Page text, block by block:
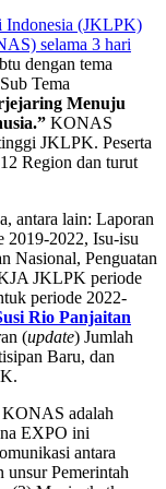
Indonesia (JKLPK)
selama 3 hari
dengan tema
Tema
Menuju
KONAS
JKLPK. Peserta
Region dan turut
antara lain: Laporan
2019-2022, Isu-isu
Nasional, Penguatan
JKLPK periode
periode 2022-
Rio Panjaitan
(update) Jumlah
Baru, dan
KONAS adalah
EXPO ini
antara
unsur Pemerintah